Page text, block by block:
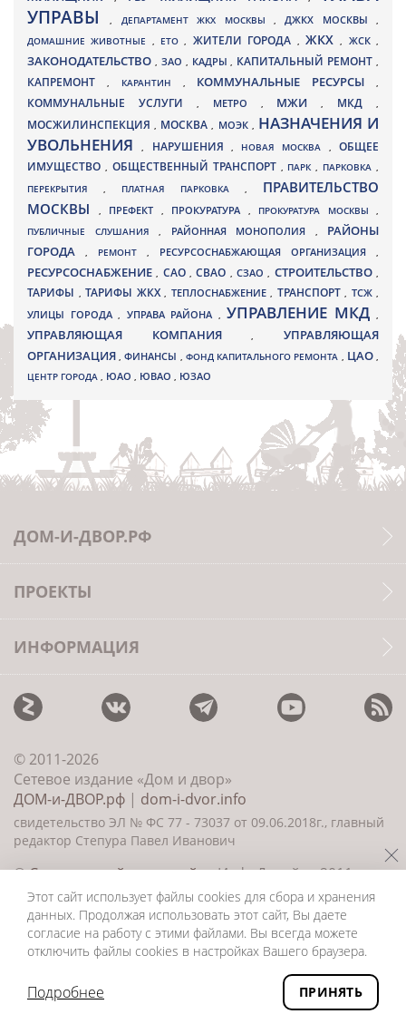
УПРАВЫ, ДЕПАРТАМЕНТ ЖКХ МОСКВЫ ,ДЖКХ МОСКВЫ ,
ДОМАШНИЕ ЖИВОТНЫЕ , ЕТО, ЖИТЕЛИ ГОРОДА , ЖКХ, ЖСК,
ЗАКОНОДАТЕЛЬСТВО , ЗАО , КАДРЫ, КАПИТАЛЬНЫЙ РЕМОНТ ,
КАПРЕМОНТ , КАРАНТИН , КОММУНАЛЬНЫЕ РЕСУРСЫ,
КОММУНАЛЬНЫЕ УСЛУГИ , МЕТРО , МЖИ, МКД ,
МОСЖИЛИНСПЕКЦИЯ, МОСКВА , МОЭК , НАЗНАЧЕНИЯ И
УВОЛЬНЕНИЯ, НАРУШЕНИЯ , НОВАЯ МОСКВА ,ОБЩЕЕ
ИМУЩЕСТВО , ОБЩЕСТВЕННЫЙ ТРАНСПОРТ , ПАРК, ПАРКОВКА ,
ПЕРЕКРЫТИЯ , ПЛАТНАЯ ПАРКОВКА , ПРАВИТЕЛЬСТВО
МОСКВЫ
, ПРЕФЕКТ , ПРОКУРАТУРА , ПРОКУРАТУРА МОСКВЫ ,
ПУБЛИЧНЫЕ СЛУШАНИЯ , РАЙОННАЯ МОНОПОЛИЯ , РАЙОНЫ
ГОРОДА
, РЕМОНТ , РЕСУРСОСНАБЖАЮЩАЯ ОРГАНИЗАЦИЯ ,
РЕСУРСОСНАБЖЕНИЕ, САО,СВАО ,СЗАО, СТРОИТЕЛЬСТВО,
ТАРИФЫ , ТАРИФЫ ЖКХ , ТЕПЛОСНАБЖЕНИЕ , ТРАНСПОРТ , ТСЖ ,
УЛИЦЫ ГОРОДА , УПРАВА РАЙОНА , УПРАВЛЕНИЕ МКД ,
УПРАВЛЯЮЩАЯ КОМПАНИЯ,УПРАВЛЯЮЩАЯ
ОРГАНИЗАЦИЯ,ФИНАНСЫ , ФОНД КАПИТАЛЬНОГО РЕМОНТА , ЦАО,
ЦЕНТР ГОРОДА , ЮАО , ЮВАО , ЮЗАО
ДОМ-И-ДВОР.РФ
ПРОЕКТЫ
ИНФОРМАЦИЯ
© 2011-2026
Сетевое издание «Дом и двор»
ДОМ-и-ДВОР.рф | dom-i-dvor.info
свидетельство ЭЛ № ФС 77 - 73037 от 09.06.2018г., главный
редактор Степура Павел Иванович
©Создание сайта и дизайн«ИнфоДизайн» 2011—
2026
Этот сайт использует файлы cookies для сбора и хранения
данных. Продолжая использовать этот сайт, Вы даете
согласие на работу с этими файлами. Вы всегда можете
отключить файлы cookies в настройках Вашего браузера.
Подробнее ПРИНЯТЬ